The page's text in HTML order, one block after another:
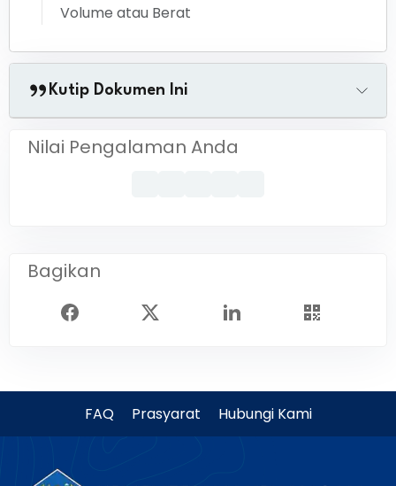
Volume atau Berat
Kutip Dokumen Ini
Nilai Pengalaman Anda
Bagikan
FAQ Prasyarat Hubungi Kami